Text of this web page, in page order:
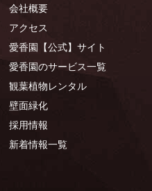
会社概要
アクセス
愛香園【公式】サイト
愛香園のサービス一覧
観葉植物レンタル
壁面緑化
採用情報
新着情報一覧